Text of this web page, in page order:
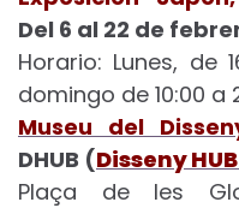
Del 6 al 22 de
Horario: Lunes, de
domingo de 10:00 a
Museu del
DHUB (Disseny
Plaça de les